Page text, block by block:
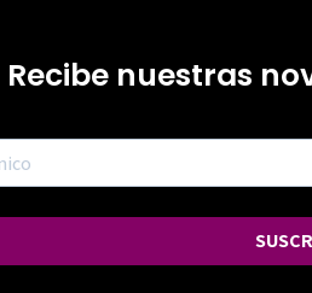
Recibe nuestras